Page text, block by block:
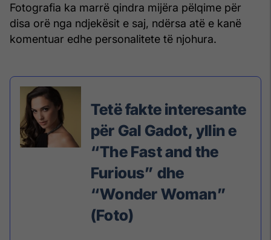
Fotografia ka marrë qindra mijëra pëlqime për
disa orë nga ndjekësit e saj, ndërsa atë e kanë
komentuar edhe personalitete të njohura.
Tetë fakte interesante
për Gal Gadot, yllin e
“The Fast and the
Furious” dhe
“Wonder Woman”
(Foto)